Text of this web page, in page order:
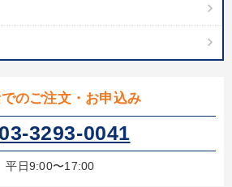
のご注文・お申込み
03-3293-0041
平日9:00〜17:00